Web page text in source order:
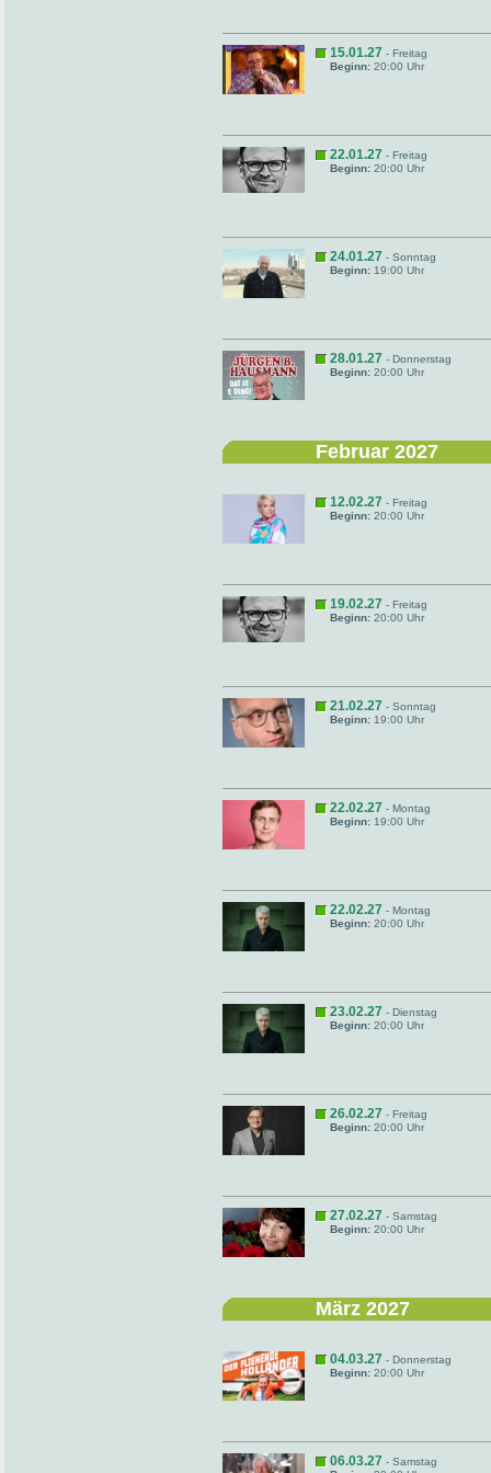
15.01.27 - Freitag
Beginn: 20:00 Uhr
22.01.27 - Freitag
Beginn: 20:00 Uhr
24.01.27 - Sonntag
Beginn: 19:00 Uhr
28.01.27 - Donnerstag
Beginn: 20:00 Uhr
Februar 2027
12.02.27 - Freitag
Beginn: 20:00 Uhr
19.02.27 - Freitag
Beginn: 20:00 Uhr
21.02.27 - Sonntag
Beginn: 19:00 Uhr
22.02.27 - Montag
Beginn: 19:00 Uhr
22.02.27 - Montag
Beginn: 20:00 Uhr
23.02.27 - Dienstag
Beginn: 20:00 Uhr
26.02.27 - Freitag
Beginn: 20:00 Uhr
27.02.27 - Samstag
Beginn: 20:00 Uhr
März 2027
04.03.27 - Donnerstag
Beginn: 20:00 Uhr
06.03.27 - Samstag